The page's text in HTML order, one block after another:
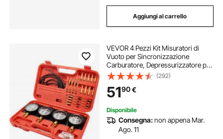
Aggiungi al carrello
VEVOR 4 Pezzi Kit Misuratori di
Vuoto per Sincronizzazione
Carburatore, Depressurizzatore per
Carburatore con Adattatori Corti,
Carburatore per Vuoto,
Sincronizzazione Carburatore
(292)
5190€
Disponibile
Consegna:non appena Mar.
Ago. 11